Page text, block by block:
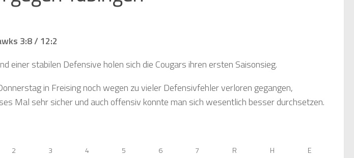
3:8 / 12:2
einer stabilen Defensive holen sich die Cougars ihren ersten Saisonsieg.
in Freising noch wegen zu vieler Defensivfehler verloren gegangen,
Mal sehr sicher und auch offensiv konnte man sich wesentlich besser durchsetzen.
2 3 4 5 6 7 R H
E